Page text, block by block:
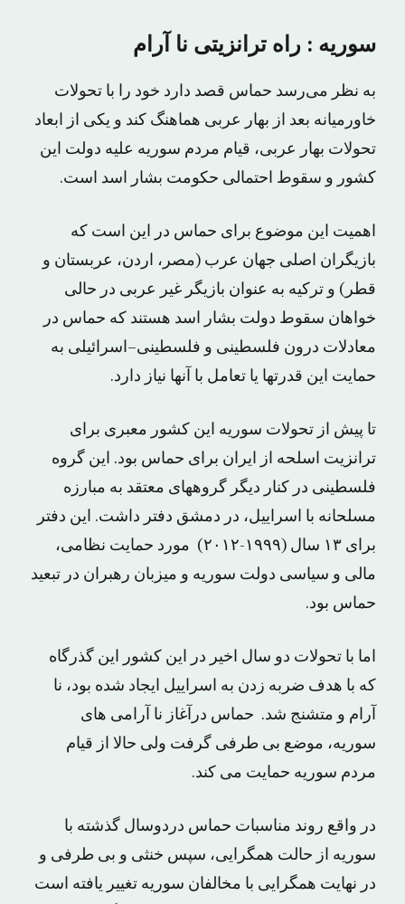
سوریه : راه ترانزیتى نا آرام
به نظر می‌رسد حماس قصد دارد خود را با تحولات
خاورمیانه بعد از بهار عربی هماهنگ کند و یکی از ابعاد
تحولات بهار عربی، قیام مردم سوریه علیه دولت این
کشور و سقوط احتمالی حکومت بشار اسد است.
اهمیت این موضوع برای حماس در این است که
بازیگران اصلی جهان عرب (مصر، اردن، عربستان و
قطر) و ترکیه به عنوان بازیگر غیر عربی در حالی
خواهان سقوط دولت بشار اسد هستند که حماس در
معادلات درون فلسطینی و فلسطینی–اسرائیلی به
حمایت این قدرتها یا تعامل با آنها نیاز دارد.
تا پیش از تحولات سوریه این کشور معبرى براى
ترانزیت اسلحه از ایران براى حماس بود. این گروه
فلسطینى در کنار دیگر گروههاى معتقد به مبارزه
مسلحانه با اسراییل، در دمشق دفتر داشت. این دفتر
براى ۱۳ سال (۱۹۹۹-۲۰۱۲) مورد حمایت نظامی،
مالی و سیاسی دولت سوریه و میزبان رهبران در تبعید
حماس بود.
اما با تحولات دو سال اخیر در این کشور این گذرگاه
که با هدف ضربه زدن به اسراییل ایجاد شده بود، نا
آرام و متشنج شد. حماس درآغاز نا آرامی های
سوریه، موضع بی طرفی گرفت ولی حالا از قیام
مردم سوریه حمایت می کند.
در واقع روند مناسبات حماس دردوسال گذشته با
سوریه از حالت همگرایى، سپس خنثى و بى طرفى و
در نهایت همگرایى با مخالفان سوریه تغییر یافته است